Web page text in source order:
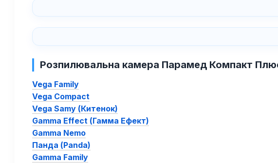
Розпилювальна камера Парамед Компакт Плюс
Vega Family
Vega Compact
Vega Samy (Китенок)
Gamma Effect (Гамма Ефект)
Gamma Nemo
Панда (Panda)
Gamma Family